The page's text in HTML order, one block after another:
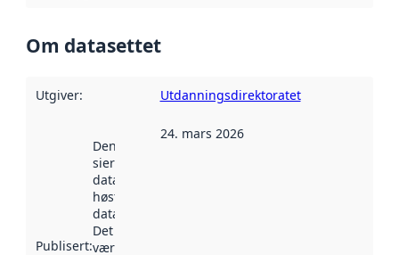
Om datasettet
Utgiver: Utdanningsdirektoratet
Publisert:
Denne datoen
sier når
datasettet ble
høstet av
data.norge.no.
Det kan ha
vært
24. mars 2026